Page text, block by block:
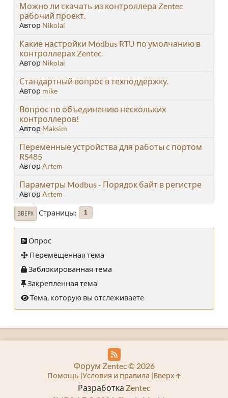
Можно ли скачать из контроллера Zentec
рабочий проект.
Автор Nikolai
Какие настройки Modbus RTU по умолчанию в
контроллерах Zentec.
Автор Nikolai
Стандартный вопрос в техподдержку.
Автор mike
Вопрос по объединению нескольких
контроллеров!
Автор Maksim
Переменные устройства для работы с портом
RS485
Автор Artem
Параметры Modbus - Порядок байт в регистре
Автор Artem
ВВЕРХ Страницы 1
Опрос
Перемещенная тема
Заблокированная тема
Закрепленная тема
Тема, которую вы отслеживаете
Разработка Zentec
Форум Zentec © 2026
Помощь Условия и правила Вверх